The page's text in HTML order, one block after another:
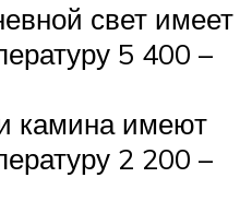
свет имеет
5 400 –
камина имеют
2 200 –